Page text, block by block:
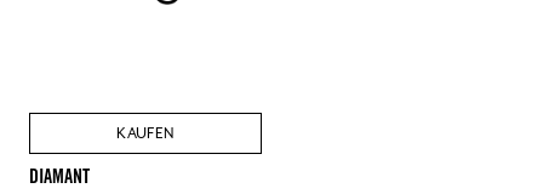
KAUFEN
DIAMANT